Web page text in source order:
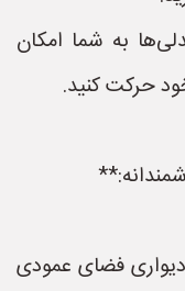
به شما امکان
حرکت کنید.
فضای عمودی